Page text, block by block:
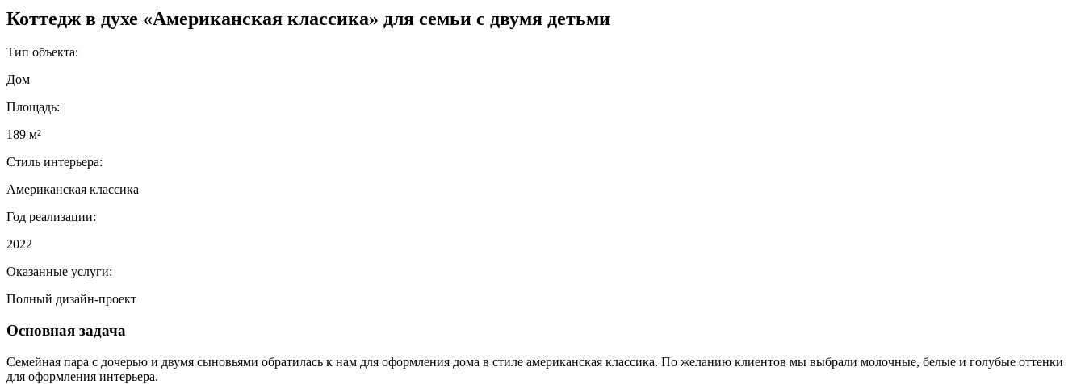
Коттедж в духе «Американская классика» для семьи с двумя детьми
Тип объекта:
Дом
Площадь:
189 м²
Стиль интерьера:
Американская классика
Год реализации:
2022
Оказанные услуги:
Полный дизайн-проект
Основная задача
Семейная пара с дочерью и двумя сыновьями обратилась к нам для оформления дома в стиле американская классика. По желанию клиентов мы выбрали молочные, белые и голубые оттенки
для оформления интерьера.